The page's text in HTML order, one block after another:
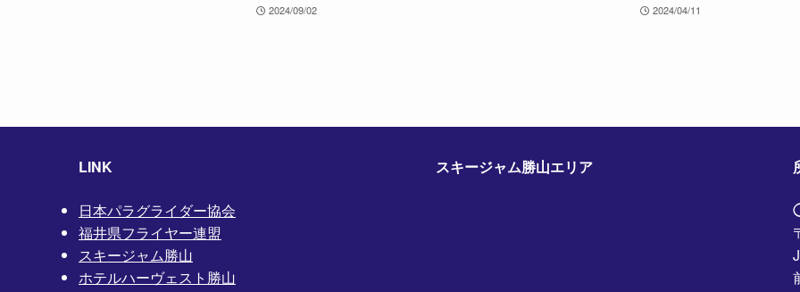
2024/09/02 2024/04/11
LINK
日本パラグライダー協会
福井県フライヤー連盟
スキージャム勝山
ホテルハーヴェスト勝山
スキージャム勝山エリア